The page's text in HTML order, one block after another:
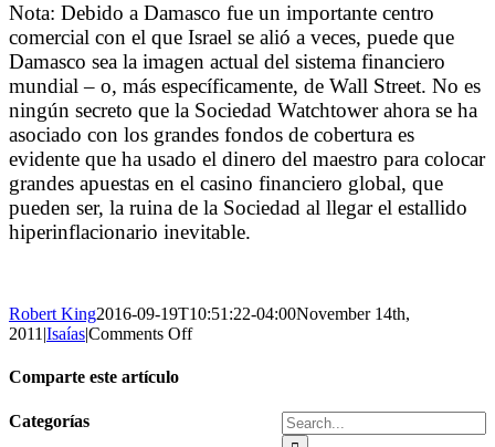
Nota: Debido a Damasco fue un importante centro
comercial con el que Israel se alió a veces, puede que
Damasco sea la imagen actual del sistema financiero
mundial – o, más específicamente, de Wall Street. No es
ningún secreto que la Sociedad Watchtower ahora se ha
asociado con los grandes fondos de cobertura es
evidente que ha usado el dinero del maestro para colocar
grandes apuestas en el casino financiero global, que
pueden ser, la ruina de la Sociedad al llegar el estallido
hiperinflacionario inevitable.
Robert King2016-09-19T10:51:22-04:00November 14th,
2011 |Isaías|Comments Offon
Comparte este artículo
Facebook
X
Reddit
Tumblr
Pinterest
Vk
Email
Search
for:
Categorías